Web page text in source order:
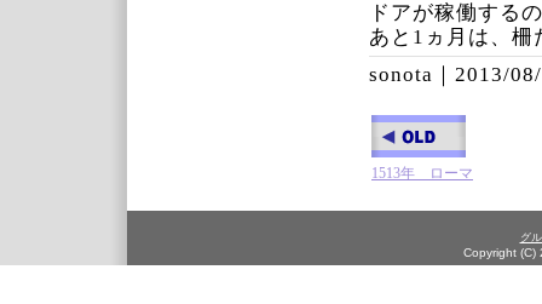
ドアが稼働する
あと1ヵ月は、柵
sonota｜ 2013/
1513年 ローマ
グ
Copyright (C)